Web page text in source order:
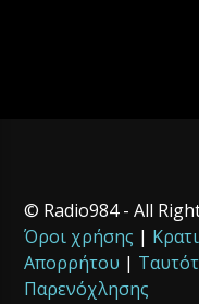
© Radio984 - All
Όροι χρήσης |
Απορρήτου |
Παρενόχλησης